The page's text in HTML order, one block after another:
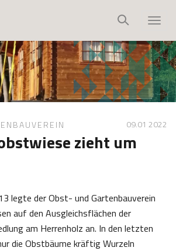
T
o
g
g
l
e
a
t
09.01 2022
zieht um
legte der Obst- und Gartenbauverein
auf den Ausgleichsflächen der
am Herrenholz an. In den letzten
die Obstbäume kräftig Wurzeln